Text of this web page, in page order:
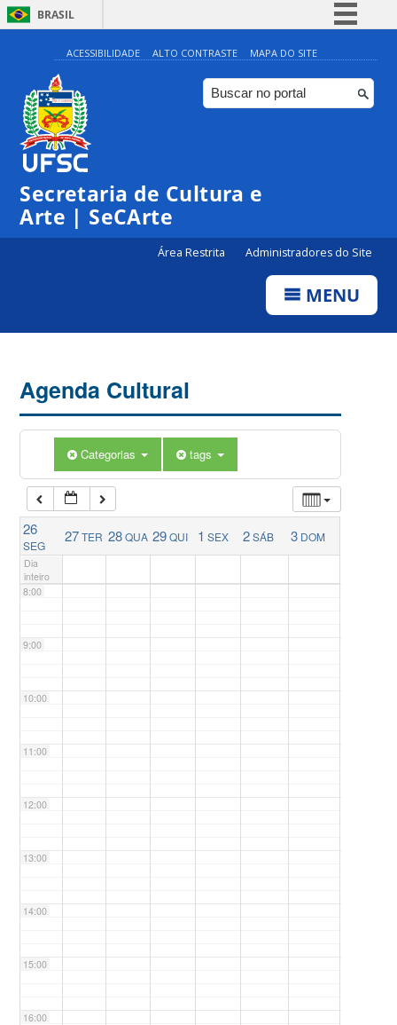
BRASIL
Simplifique!
Comunica BR
Participe
ACESSIBILIDADE ALTO CONTRASTE MAPA DO SITE
Secretaria de Cultura e
Arte | SeCArte
Área Restrita Administradores do Site
MENU
Agenda Cultural
Categorias tags
26
SEG
27TER 28QUA 29QUI 1 SEX 2SÁB 3 DOM
Dia
inteiro
0:00
1:00
5:00
6:00
7:00
8:00
9:00
10:00
11:00
12:00
13:00
14:00
15:00
16:00